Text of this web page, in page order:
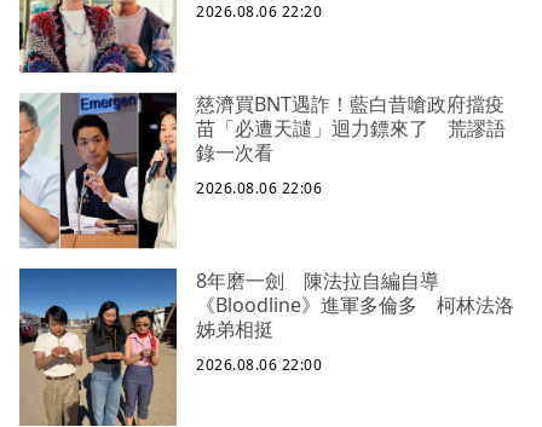
2026.08.06 22:20
慈濟買BNT遇詐！藍白昔嗆政府擋疫
苗「必遭天譴」迴力鏢來了 荒謬語
錄一次看
2026.08.06 22:06
8年磨一劍 陳法拉自編自導
《Bloodline》進軍多倫多 柯林法洛
姊弟相挺
2026.08.06 22:00